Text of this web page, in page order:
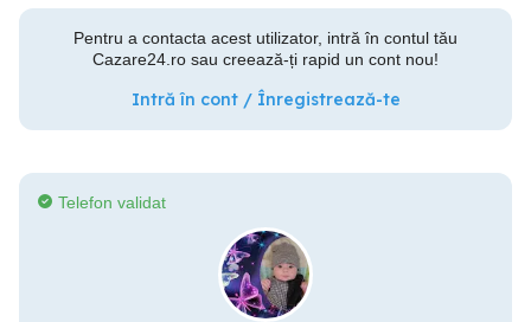
Pentru a contacta acest utilizator, intră în contul tău
Cazare24.ro sau creează-ți rapid un cont nou!
Intră în cont / Înregistrează-te
Telefon validat